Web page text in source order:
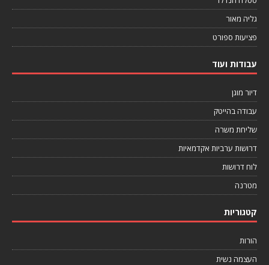
גליה מאור
פציעות ספורט
עבודות ועוד
דיור מוגן
עבודה בהייטק
שליחת משרה
דרושות ערביות אקדמאיות
לוח דרושות
מטרנה
קטגוריות
הורות
העצמה נשית